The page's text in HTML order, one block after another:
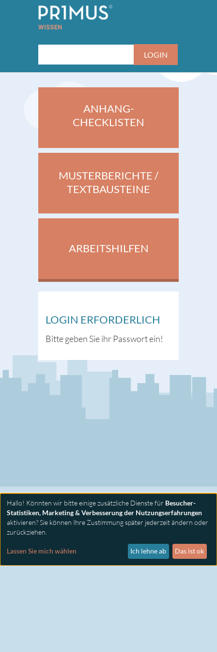
ANHANG-
CHECKLISTEN
MUSTERBERICHTE /
TEXTBAUSTEINE
ARBEITSHILFEN
LOGIN ERFORDERLICH
Bitte geben Sie ihr Passwort ein!
KONTAKT
Hallo! Könnten wir bitte einige zusätzliche Dienste für Besucher-
Statistiken, Marketing & Verbesserung der Nutzungserfahrungen
aktivieren? Sie können Ihre Zustimmung später jederzeit ändern oder
zurückziehen.
Lassen Sie mich wählen Ich lehne ab Das ist ok